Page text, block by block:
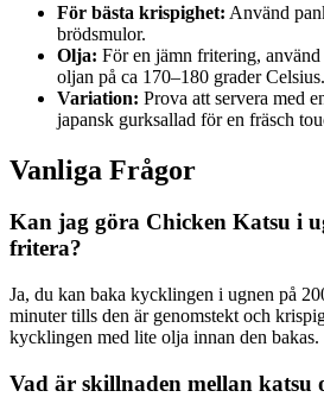
För bästa krispighet: Använd
brödsmulor.
Olja: För en jämn fritering,
oljan på ca 170–180 grader Celsius.
Variation: Prova att servera med
japansk gurksallad för en fräsch
Vanliga Frågor
Kan jag göra Chicken Katsu i
fritera?
Ja, du kan baka kycklingen i ugnen på
minuter tills den är genomstekt och
kycklingen med lite olja innan den bakas.
Vad är skillnaden mellan katsu